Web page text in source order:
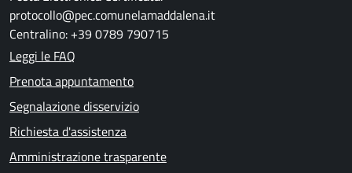
protocollo@pec.comunelamaddalena.it
Centralino: +39 0789 790715
Leggi le FAQ
Prenota appuntamento
Segnalazione disservizio
Richiesta d'assistenza
Amministrazione trasparente